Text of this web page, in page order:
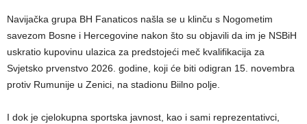
Navijačka grupa BH Fanaticos našla se u klinču s Nogometim
savezom Bosne i Hercegovine nakon što su objavili da im je NSBiH
uskratio kupovinu ulazica za predstojeći meč kvalifikacija za
Svjetsko prvenstvo 2026. godine, koji će biti odigran 15. novembra
protiv Rumunije u Zenici, na stadionu Biilno polje.
I dok je cjelokupna sportska javnost, kao i sami reprezentativci,